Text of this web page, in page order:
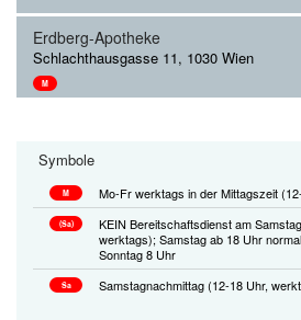
Erdberg-Apotheke
Schlachthausgasse 11, 1030 Wien
M
Symbole
M Mo-Fr werktags in der Mittagszeit
(Sa)
KEIN Bereitschaftsdienst am
werktags); Samstag ab 18 Uhr
Sonntag 8 Uhr
Sa Samstagnachmittag (12-18 Uhr,